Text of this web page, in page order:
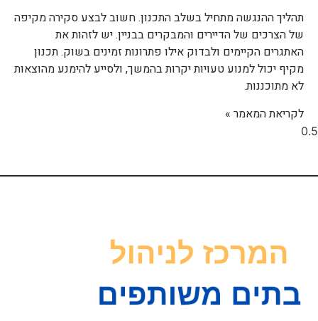
תהליך ההנגשה מתחיל בשלב התכנון. חשוב לבצע סקירה מקיפה
של הצרכים של הדיירים והמבקרים בבניין. יש לזהות את
האתגרים הקיימים ולבדוק אילו פתרונות זמינים בשוק. תכנון
מקיף יכול למנוע טעויות יקרות בהמשך, ולסייע להימנע מהוצאות
לא מתוכננות.
לקריאת המאמר »